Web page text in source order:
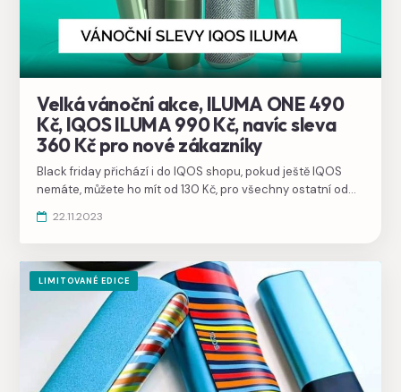
Velká vánoční akce, ILUMA ONE 490
Kč, IQOS ILUMA 990 Kč, navíc sleva
360 Kč pro nové zákazníky
Black friday přichází i do IQOS shopu, pokud ještě IQOS
nemáte, můžete ho mít od 130 Kč, pro všechny ostatní od
22.11.2023
LIMITOVANÉ EDICE